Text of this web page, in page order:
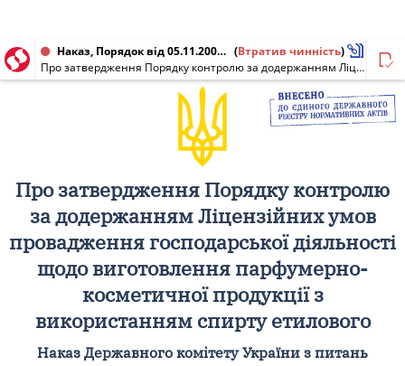
Наказ, Порядок від 05.11.2002 № 116/526 (Втратив чинність)
Про затвердження Порядку контролю за додержанням Ліцензійних умов провадження господарської діяльності щодо виготовлення парфумерно-косметичної продукції з використанням спирту етилового